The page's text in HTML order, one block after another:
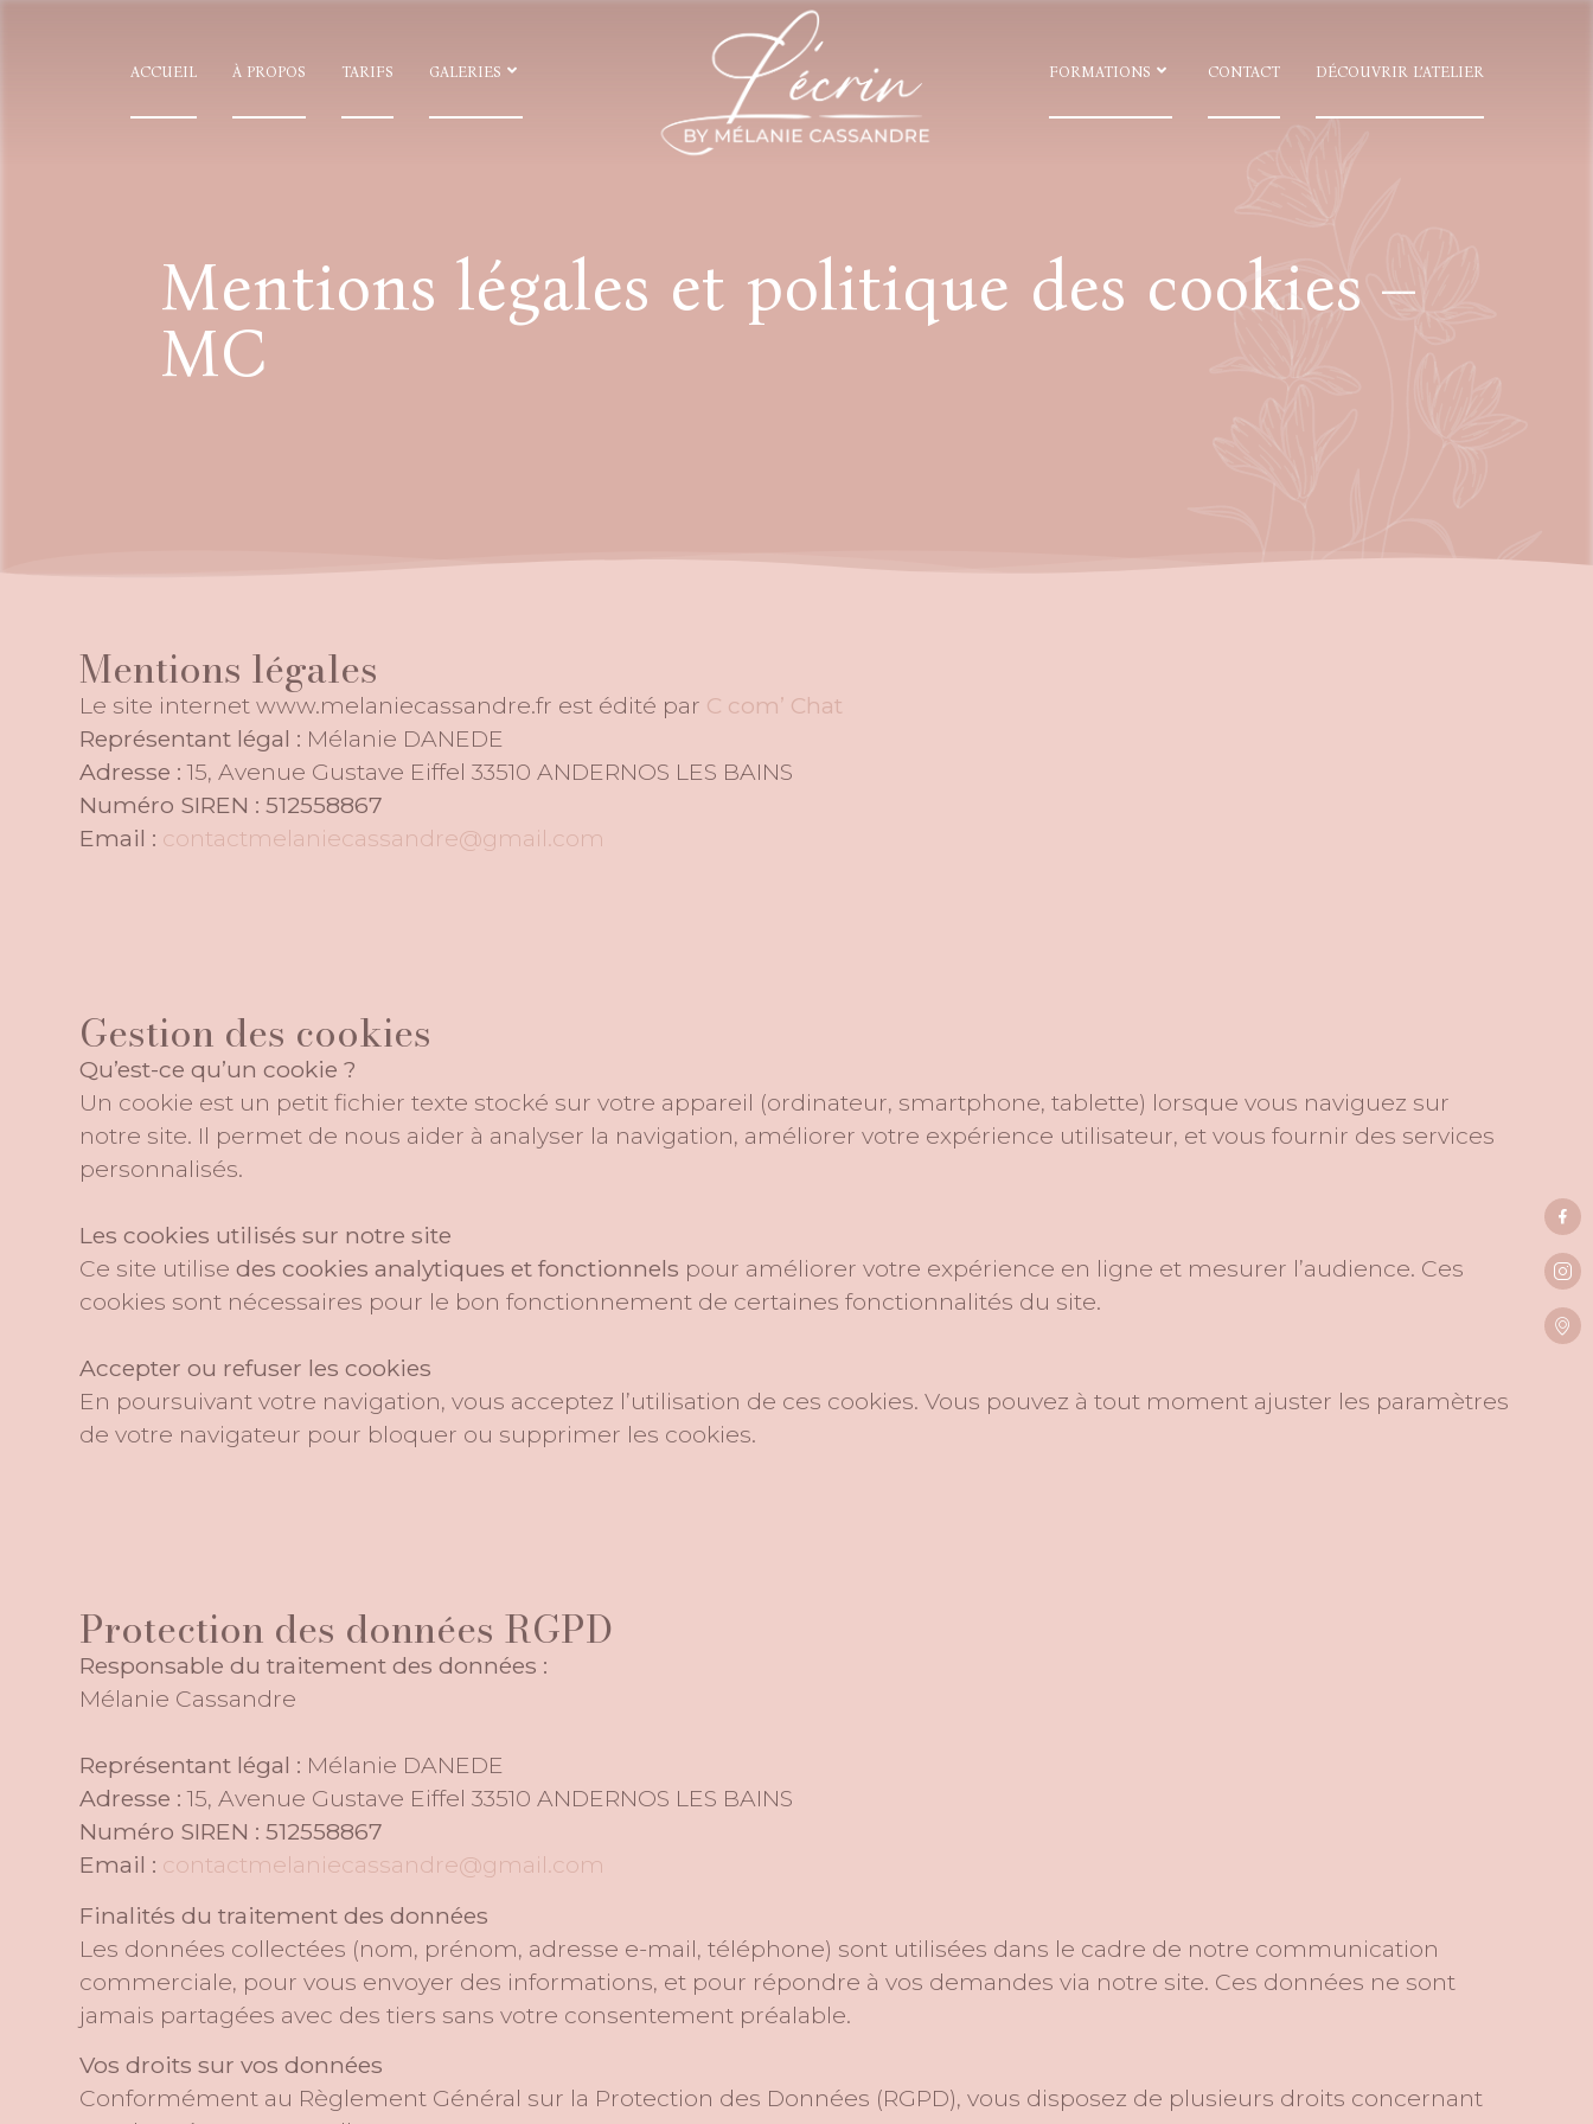
ACCUEIL À PROPOS TARIFS GALERIES FORMATIONS CONTACT DÉCOUVRIR L’ATELIER
Mentions légales et politique des cookies –
MC
Mentions légales
Le site internet www.melaniecassandre.fr est édité par C com’ Chat
Représentant légal : Mélanie DANEDE
Adresse : 15, Avenue Gustave Eiffel 33510 ANDERNOS LES BAINS
Numéro SIREN : 512558867
Email : contactmelaniecassandre@gmail.com
Gestion des cookies
Qu’est-ce qu’un cookie ?
Un cookie est un petit fichier texte stocké sur votre appareil (ordinateur, smartphone, tablette) lorsque vous naviguez sur
notre site. Il permet de nous aider à analyser la navigation, améliorer votre expérience utilisateur, et vous fournir des services
personnalisés.
Les cookies utilisés sur notre site
Ce site utilisedes cookies analytiques et fonctionnels pour améliorer votre expérience en ligne et mesurer l’audience. Ces
cookies sont nécessaires pour le bon fonctionnement de certaines fonctionnalités du site.
Accepter ou refuser les cookies
En poursuivant votre navigation, vous acceptez l’utilisation de ces cookies. Vous pouvez à tout moment ajuster les paramètres
de votre navigateur pour bloquer ou supprimer les cookies.
Protection des données RGPD
Responsable du traitement des données :
Mélanie Cassandre
Représentant légal : Mélanie DANEDE
Adresse : 15, Avenue Gustave Eiffel 33510 ANDERNOS LES BAINS
Numéro SIREN : 512558867
Email : contactmelaniecassandre@gmail.com
Finalités du traitement des données
Les données collectées (nom, prénom, adresse e-mail, téléphone) sont utilisées dans le cadre de notre communication
commerciale, pour vous envoyer des informations, et pour répondre à vos demandes via notre site. Ces données ne sont
jamais partagées avec des tiers sans votre consentement préalable.
Vos droits sur vos données
Conformément au Règlement Général sur la Protection des Données (RGPD), vous disposez de plusieurs droits concernant